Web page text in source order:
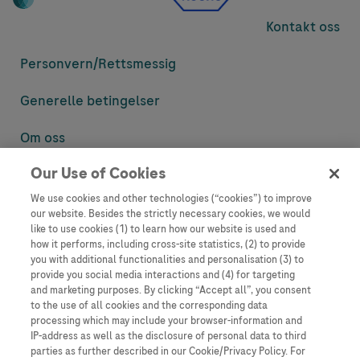
Kontakt oss
Personvern/Rettsmessig
Generelle betingelser
Om oss
Denne nettsiden inneholder informasjon som er målsatt til en stor
informasjon som ellers ikke er tilgjengelig eller gyldig i ditt land.
Vennligst vær oppmerksom på at vi ikke tar noe ansvar for tilgang til
informasjon som muligens ikke er i samsvar med noen gyldig juridisk
prosess, regulering, registrering eller bruk i bostedslandet ditt.
Roche har ikke alltid mulighet til å kvalitetssikre andres innlegg, men
vil fjerne villedende eller upassende innlegg så langt det lar seg gjøre.
Vi har ikke ansvar for innhold på eksterne nettsider som det lenkes til.
Kopiering av materiale fra dette nettstedet for bruk annet sted er ikke
tillatt uten avtale. Nettstedet selger plass til annonsører, og slikt
Our Use of Cookies
We use cookies and other technologies (“cookies”) to improve
our website. Besides the strictly necessary cookies, we would
like to use cookies (1) to learn how our website is used and
how it performs, including cross-site statistics, (2) to provide
you with additional functionalities and personalisation (3) to
provide you social media interactions and (4) for targeting
and marketing purposes. By clicking “Accept all”, you consent
to the use of all cookies and the corresponding data
processing which may include your browser-information and
IP-address as well as the disclosure of personal data to third
parties as further described in our Cookie/Privacy Policy. For